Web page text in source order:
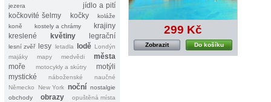
jezera
jídlo a pití
kočkovité šelmy
kočky
koláže
koně
kostely a chrámy
krajiny
kreslené
květiny legrační
lesní zvěř lesy letadla lodě Londýn
majáky
mapy medvědi
města
moře
motocykly a skútry
motýli
mystické
náboženské
naučné
Německo
New York noční nostalgie
obchody
obrazy
opuštěná místa
299 Kč
Do košíku
Zobrazit